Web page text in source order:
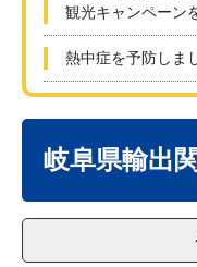
観光キャンペーン
熱中症を予防しま
岐阜県輸出